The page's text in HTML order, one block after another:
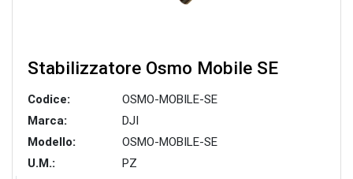
Stabilizzatore Osmo Mobile SE
Codice:
OSMO-MOBILE-SE
Marca:
DJI
Modello:
OSMO-MOBILE-SE
U.M.:
PZ